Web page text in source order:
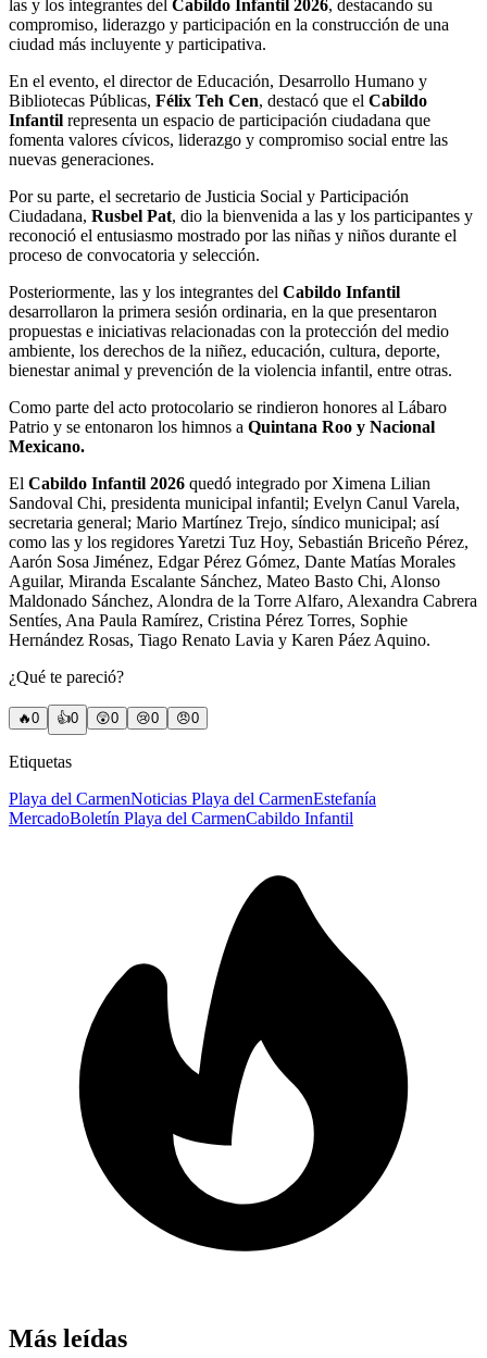
las y los integrantes del Cabildo Infantil 2026, destacando su
compromiso, liderazgo y participación en la construcción de una
ciudad más incluyente y participativa.
En el evento, el director de Educación, Desarrollo Humano y
Bibliotecas Públicas, Félix Teh Cen, destacó que el Cabildo
Infantil representa un espacio de participación ciudadana que
fomenta valores cívicos, liderazgo y compromiso social entre las
nuevas generaciones.
Por su parte, el secretario de Justicia Social y Participación
Ciudadana, Rusbel Pat, dio la bienvenida a las y los participantes y
reconoció el entusiasmo mostrado por las niñas y niños durante el
proceso de convocatoria y selección.
Posteriormente, las y los integrantes del Cabildo Infantil
desarrollaron la primera sesión ordinaria, en la que presentaron
propuestas e iniciativas relacionadas con la protección del medio
ambiente, los derechos de la niñez, educación, cultura, deporte,
bienestar animal y prevención de la violencia infantil, entre otras.
Como parte del acto protocolario se rindieron honores al Lábaro
Patrio y se entonaron los himnos a Quintana Roo y Nacional
Mexicano.
El Cabildo Infantil 2026 quedó integrado por Ximena Lilian
Sandoval Chi, presidenta municipal infantil; Evelyn Canul Varela,
secretaria general; Mario Martínez Trejo, síndico municipal; así
como las y los regidores Yaretzi Tuz Hoy, Sebastián Briceño Pérez,
Aarón Sosa Jiménez, Edgar Pérez Gómez, Dante Matías Morales
Aguilar, Miranda Escalante Sánchez, Mateo Basto Chi, Alonso
Maldonado Sánchez, Alondra de la Torre Alfaro, Alexandra Cabrera
Sentíes, Ana Paula Ramírez, Cristina Pérez Torres, Sophie
Hernández Rosas, Tiago Renato Lavia y Karen Páez Aquino.
¿Qué te pareció?
🔥0 👍0 😲0 😢0 😠0
Etiquetas
Playa del CarmenNoticias Playa del CarmenEstefanía
MercadoBoletín Playa del CarmenCabildo Infantil
Más leídas